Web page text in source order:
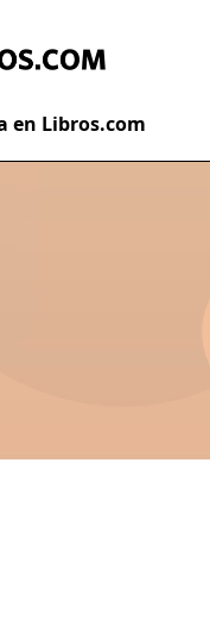
en Libros.com